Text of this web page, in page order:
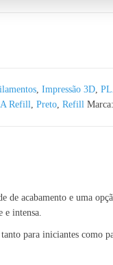
, Impressão 3D,
Refill, Preto, Refill Marca:
acabamento e uma
e intensa.
para iniciantes como